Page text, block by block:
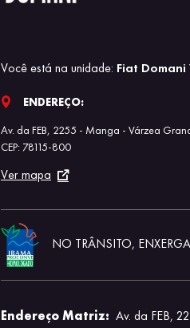
Você está na unidade: Fiat
ENDEREÇO:
Av. da FEB, 2255 - Manga - Várzea
CEP: 78115-800
Ver mapa
NO TRÂNSITO,
Endereço Matriz: Av. da FEB,